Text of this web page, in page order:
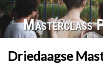
Masterclass
Driedaagse